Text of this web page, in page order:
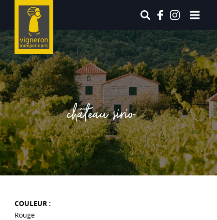
château sirio
COULEUR :
Rouge